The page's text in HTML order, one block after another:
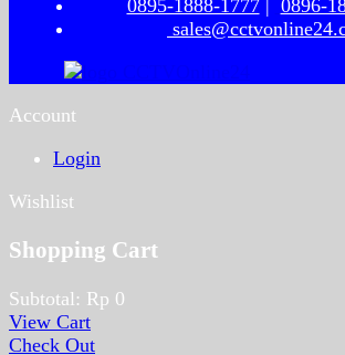
0895-1888-1777|
0896-
Account
Login
Wishlist
Shopping Cart
Subtotal: Rp 0
View Cart
Check Out